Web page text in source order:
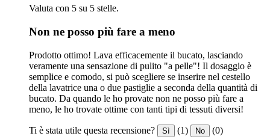
Valuta con 5 su 5 stelle.
Non ne posso più fare a meno
Prodotto ottimo! Lava efficacemente il bucato, lasciando
veramente una sensazione di pulito "a pelle"! Il dosaggio è
semplice e comodo, si può scegliere se inserire nel cestello
della lavatrice una o due pastiglie a seconda della quantità di
bucato. Da quando le ho provate non ne posso più fare a
meno, le ho trovate ottime con tanti tipi di tessuti diversi!
Ti è stata utile questa recensione? Sì (1) No (0)